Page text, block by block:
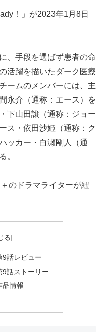
！」が2023年1月8日
、手段を選ばず患者の命
活躍を描いたダーク医療
ームのメンバーには、主
永介（通称：エース）を
下山田譲（通称：ジョー
ス・依田沙姫（通称：ク
ッカー・白瀬剛人（通
。
のドラマライターが紐
9話レビュー
9話ストーリー
品情報